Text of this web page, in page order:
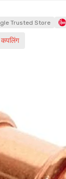
Trusted Store